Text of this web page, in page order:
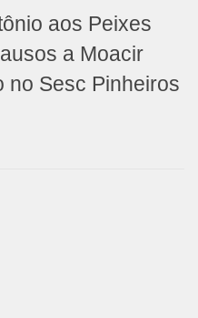
aos Peixes
a Moacir
no Sesc Pinheiros